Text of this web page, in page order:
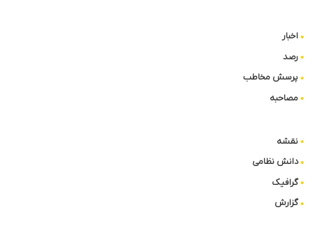
اخبار
رصد
پرسش مخاطب
مصاحبه
نقشه
دانش نظامی
گرافیک
گزارش